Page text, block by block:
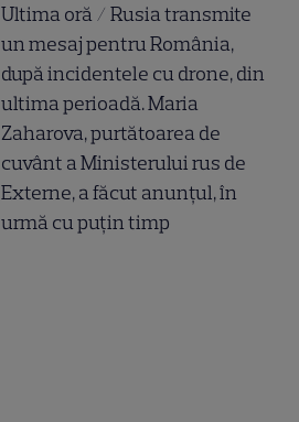
Ultima oră / Rusia transmite
un mesaj pentru România,
după incidentele cu drone, din
ultima perioadă. Maria
Zaharova, purtătoarea de
cuvânt a Ministerului rus de
Externe, a făcut anunțul, în
urmă cu puțin timp